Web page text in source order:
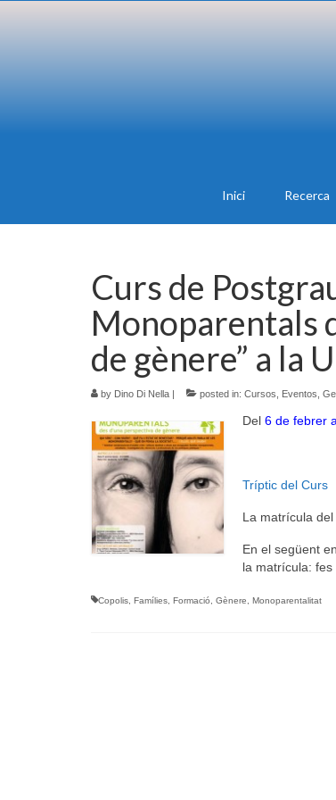
Inici Recerca
Curs de
Monoparentals
de gènere” a la
by Dino Di Nella | posted in: Cursos Eventos
Del 6 de febrer
Tríptic del Curs
La matrícula
En el següent
la matrícula: fes
Copolis Famílies Formació Gènere Monoparentalitat